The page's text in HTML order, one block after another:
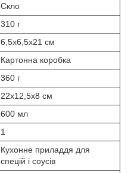
Скло
310 г
6,5х6,5х21 см
Картонна коробка
360 г
22х12,5х8 см
600 мл
1
Кухонне приладдя для
спецій і соусів